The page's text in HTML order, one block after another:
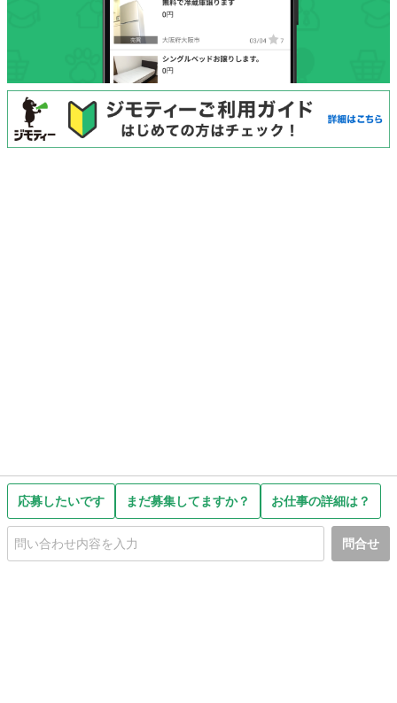
応募したいです まだ募集してますか？ お仕事の詳細は？
問合せ